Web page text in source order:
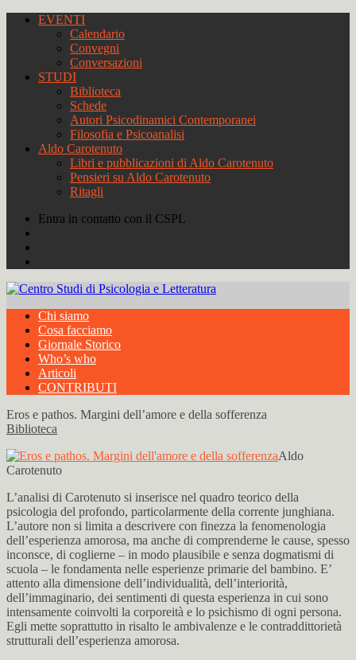
EVENTI
Calendario
Convegni
Conversazioni
STUDI
Biblioteca
Schede
Autori Psicodinamici Contemporanei
Filosofia e Psicoanalisi
Aldo Carotenuto
Libri e pubblicazioni di Aldo Carotenuto
Pensieri su Aldo Carotenuto
Ritagli
Entra in contatto con il CSPL
Chi siamo
Cosa facciamo
Giornale Storico
Who’s who
Articoli
CONTRIBUTI
Eros e pathos. Margini dell’amore e della sofferenza
Biblioteca
Aldo
Carotenuto
L’analisi di Carotenuto si inserisce nel quadro teorico della
psicologia del profondo, particolarmente della corrente junghiana.
L’autore non si limita a descrivere con finezza la fenomenologia
dell’esperienza amorosa, ma anche di comprenderne le cause, spesso
inconsce, di coglierne – in modo plausibile e senza dogmatismi di
scuola – le fondamenta nelle esperienze primarie del bambino. E’
attento alla dimensione dell’individualità, dell’interiorità,
dell’immaginario, dei sentimenti di questa esperienza in cui sono
intensamente coinvolti la corporeità e lo psichismo di ogni persona.
Egli mette soprattutto in risalto le ambivalenze e le contraddittorietà
strutturali dell’esperienza amorosa.